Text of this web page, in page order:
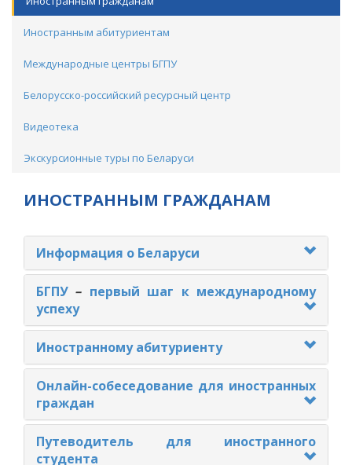
Иностранным абитуриентам
Международные центры БГПУ
Белорусско-российский ресурсный центр
Видеотека
Экскурсионные туры по Беларуси
ИНОСТРАННЫМ ГРАЖДАНАМ
Информация о Беларуси
БГПУ – первый шаг к международному
успеху
Иностранному абитуриенту
Онлайн-собеседование для иностранных
граждан
Путеводитель для иностранного
студента